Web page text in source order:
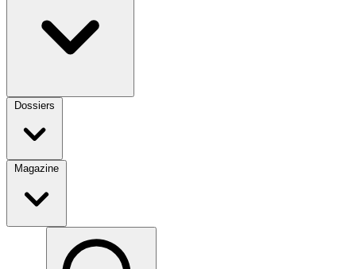
Dossiers
Magazine